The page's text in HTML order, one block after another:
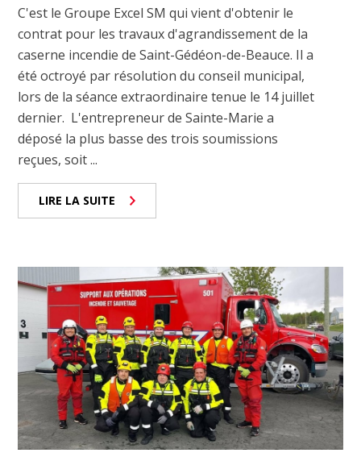
C'est le Groupe Excel SM qui vient d'obtenir le
contrat pour les travaux d'agrandissement de la
caserne incendie de Saint-Gédéon-de-Beauce. Il a
été octroyé par résolution du conseil municipal,
lors de la séance extraordinaire tenue le 14 juillet
dernier. L'entrepreneur de Sainte-Marie a
déposé la plus basse des trois soumissions
reçues, soit ...
LIRE LA SUITE